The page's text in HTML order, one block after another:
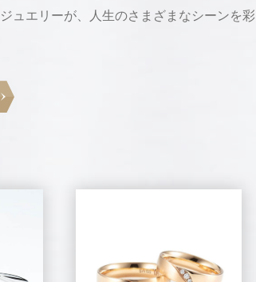
ュエリーが、
人生のさまざまなシーンを彩